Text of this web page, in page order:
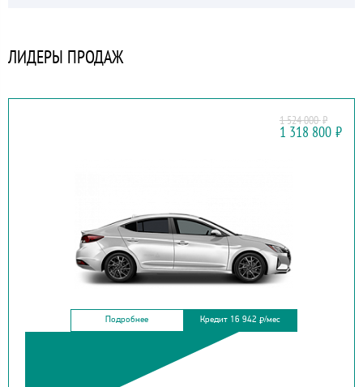
ЛИДЕРЫ ПРОДАЖ
1 524 000₽
1 318 800 ₽
Подробнее Кредит 16 942 ₽/мес